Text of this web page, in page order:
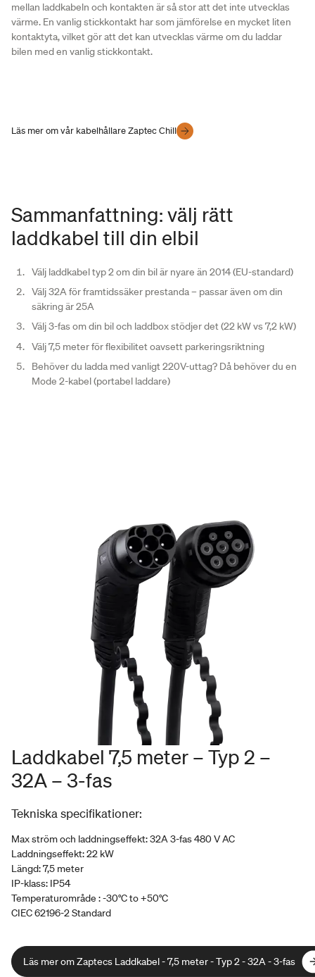
mellan laddkabeln och kontakten är så stor att det inte utvecklas
värme. En vanlig stickkontakt har som jämförelse en mycket liten
kontaktyta, vilket gör att det kan utvecklas värme om du laddar
bilen med en vanlig stickkontakt.
Läs mer om vår kabelhållare Zaptec Chill
Sammanfattning: välj rätt
laddkabel till din elbil
Välj laddkabel typ 2 om din bil är nyare än 2014 (EU-standard)
Välj 32A för framtidssäker prestanda – passar även om din
säkring är 25A
Välj 3-fas om din bil och laddbox stödjer det (22 kW vs 7,2 kW)
Välj 7,5 meter för flexibilitet oavsett parkeringsriktning
Behöver du ladda med vanligt 220V-uttag? Då behöver du en
Mode 2-kabel (portabel laddare)
Laddkabel 7,5 meter – Typ 2 –
32A – 3-fas
Tekniska specifikationer:
Max ström och laddningseffekt: 32A 3-fas 480 V AC
Laddningseffekt: 22 kW
Längd: 7,5 meter
IP-klass: IP54
Temperaturområde : -30°C to +50°C
CIEC 62196-2 Standard
Läs mer om Zaptecs Laddkabel - 7,5 meter - Typ 2 - 32A - 3-fas
Läs mer om Zaptecs Laddkabel - 7,5 meter - Typ 2 - 32A - 3-fas